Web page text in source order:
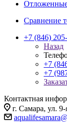
Сравнение
+7 (846)
Назад
+7
+7
Контактная
г. Самара, ул.